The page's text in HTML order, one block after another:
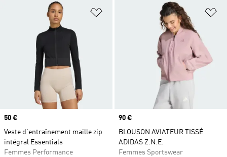
Ajouter à la Liste de produits
Prix
50 €
Veste d'entraînement maille zip
intégral Essentials
Femmes Performance
Prix
90 €
BLOUSON AVIATEUR TISSÉ
ADIDAS Z.N.E.
Femmes Sportswear